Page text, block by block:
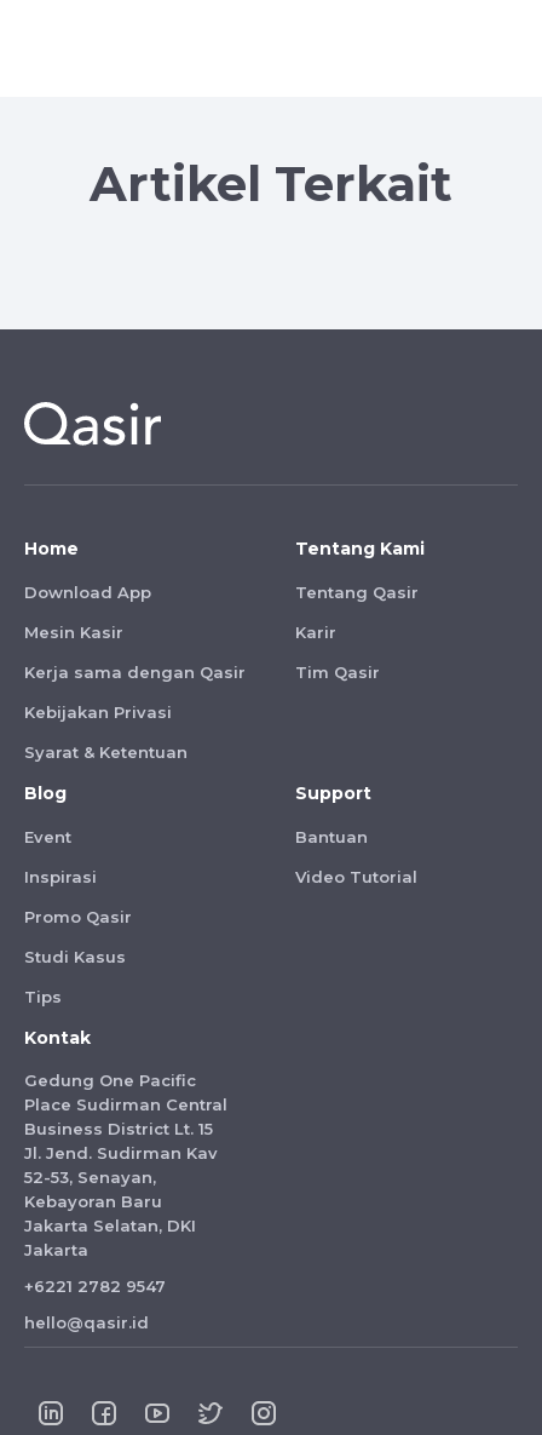
Artikel Terkait
Home
Download App
Mesin Kasir
Kerja sama dengan Qasir
Kebijakan Privasi
Syarat & Ketentuan
Tentang Kami
Tentang Qasir
Karir
Tim Qasir
Blog
Event
Inspirasi
Promo Qasir
Studi Kasus
Tips
Support
Bantuan
Video Tutorial
Kontak
Gedung One Pacific
Place Sudirman Central
Business District Lt. 15
Jl. Jend. Sudirman Kav
52-53, Senayan,
Kebayoran Baru
Jakarta Selatan, DKI
Jakarta
+6221 2782 9547
hello@qasir.id